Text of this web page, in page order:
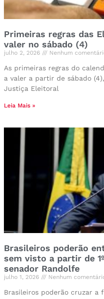
Primeiras regras das
valer no sábado (4)
julho 2, 2026 Nenhum
As primeiras regras do
a valer a partir de sábado
Justiça Eleitoral
Leia Mais »
Brasileiros poderão
sem visto a partir de
senador Randolfe
julho 1, 2026 Nenhum
Brasileiros poderão cruzar a